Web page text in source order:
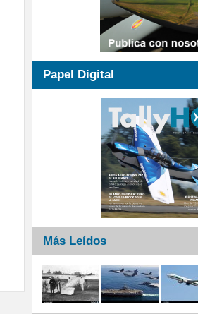
Papel Digital
Más Leídos